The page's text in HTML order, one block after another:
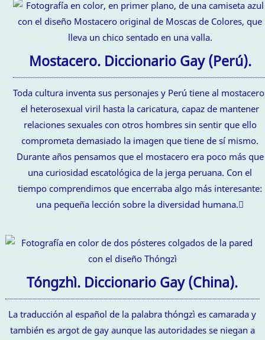
Mostacero. Diccionario Gay (Perú).
Toda cultura inventa sus personajes y Perú tiene al
el heterosexual viril hasta la caricatura, capaz de mantener
relaciones sexuales con otros hombres sin sentir que ello
comprometa demasiado la imagen que tiene de sí mismo.
Durante años pensamos que el mostacero era poco más que
una curiosidad escatológica de la jerga peruana. Con el
tiempo comprendimos que encerraba algo más interesante:
una pequeña lección sobre la diversidad humana.
Tóngzhì. Diccionario Gay (China).
La traducción al español de la palabra thóngzì es camarada y
también es argot de gay aunque las autoridades se niegan a